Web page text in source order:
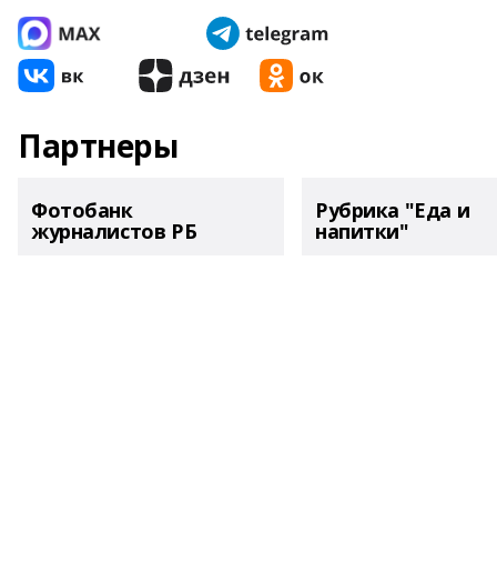
Партнеры
Фотобанк
журналистов РБ
Рубрика "Еда и
напитки"